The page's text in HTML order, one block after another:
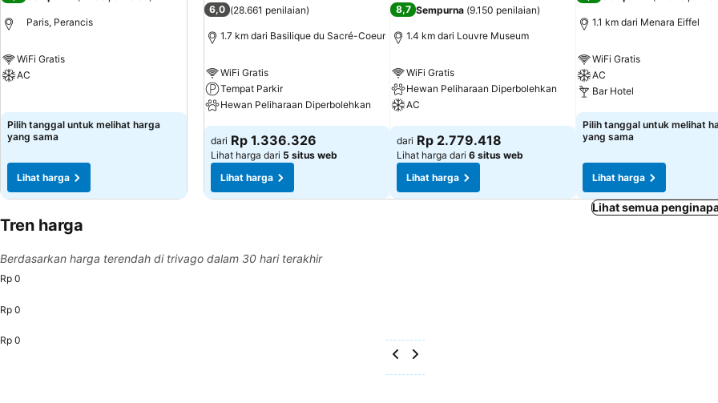
Paris, Perancis
WiFi Gratis
AC
Pilih tanggal untuk melihat harga
yang sama
Lihat harga
6,0 (28.661 penilaian)
1.7 km dari Basilique du Sacré-Coeur
WiFi Gratis
Tempat Parkir
Hewan Peliharaan Diperbolehkan
Lihat harga
dari Rp 1.336.326
Lihat harga dari 5 situs web
Lihat harga
8,7 Sempurna (9.150 penilaian)
1.4 km dari Louvre Museum
WiFi Gratis
Hewan Peliharaan Diperbolehkan
AC
Lihat harga
dari Rp 2.779.418
Lihat harga dari 6 situs web
Lihat harga
1.1 km dari Menara Eiffel
WiFi Gratis
AC
Bar Hotel
Lihat harga
Pilih tanggal untuk melihat
yang sama
Lihat harga
Lihat semua
Tren harga
Berdasarkan harga terendah di trivago dalam 30 hari terakhir
Rp 0
Rp 0
Rp 0